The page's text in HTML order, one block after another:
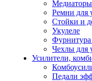
Медиаторы
Ремни для
Стойки и
Укулеле
Фурнитура
Чехлы для
Усилители,
Педали